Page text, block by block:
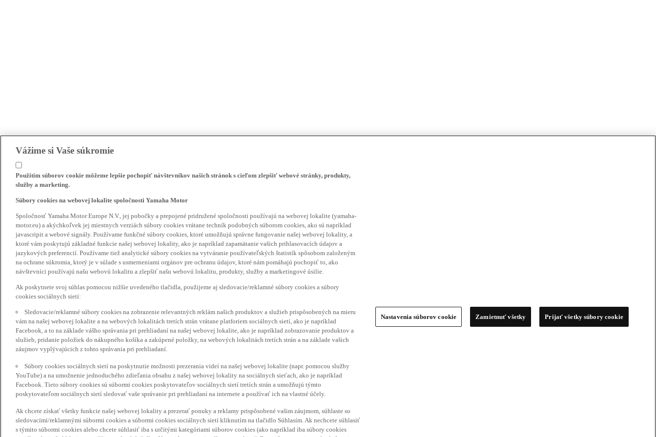
Vážime si Vaše súkromie
Použitím súborov cookie môžeme lepšie pochopiť návštevníkov našich stránok s cieľom zlepšiť webové stránky, produkty,
služby a marketing.
Súbory cookies na webovej lokalite spoločnosti Yamaha Motor
Spoločnosť Yamaha Motor Europe N.V., jej pobočky a prepojené pridružené spoločnosti používajú na webovej lokalite (yamaha-
motor.eu) a akýchkoľvek jej miestnych verziách súbory cookies vrátane techník podobných súborom cookies, ako sú napríklad
javascripit a webové signály. Používame funkčné súbory cookies, ktoré umožňujú správne fungovanie našej webovej lokality, a
ktoré vám poskytujú základné funkcie našej webovej lokality, ako je napríklad zapamätanie vašich prihlasovacích údajov a
jazykových preferencií. Používame tiež analytické súbory cookies na vytváranie používateľských štatistík spôsobom založeným
na ochrane súkromia, ktorý je v súlade s usmerneniami orgánov pre ochranu údajov, ktoré nám pomáhajú pochopiť to, ako
návštevníci používajú našu webovú lokalitu a zlepšiť našu webovú lokalitu, produkty, služby a marketingové úsilie.
Ak poskytnete svoj súhlas pomocou nižšie uvedeného tlačidla, použijeme aj sledovacie/reklamné súbory cookies a súbory
cookies sociálnych sietí:
Sledovacie/reklamné súbory cookies na zobrazenie relevantných reklám našich produktov a služieb prispôsobených na mieru
vám na našej webovej lokalite a na webových lokalitách tretích strán vrátane platforiem sociálnych sietí, ako je napríklad
Facebook, a to na základe vášho správania pri prehliadaní na našej webovej lokalite, ako je napríklad zobrazovanie produktov a
služieb, pridanie položiek do nákupného košíka a zakúpené položky, na webových lokalitách tretích strán a na základe vašich
záujmov vyplývajúcich z tohto správania pri prehliadaní.
Súbory cookies sociálnych sietí na poskytnutie možnosti prezerania videí na našej webovej lokalite (napr. pomocou služby
YouTube) a na umožnenie jednoduchého zdieľania obsahu z našej webovej lokality na sociálnych sieťach, ako je napríklad
Facebook. Tieto súbory cookies sú súbormi cookies poskytovateľov sociálnych sietí tretích strán a umožňujú týmto
poskytovateľom sociálnych sietí sledovať vaše správanie pri prehliadaní na internete a používať ich na vlastné účely.
Ak chcete získať všetky funkcie našej webovej lokality a prezerať ponuky a reklamy prispôsobené vašim záujmom, súhlaste so
sledovacími/reklamnými súbormi cookies a súbormi cookies sociálnych sietí kliknutím na tlačidlo Súhlasím. Ak nechcete súhlasiť
s týmito súbormi cookies alebo chcete súhlasiť iba s určitými kategóriami súborov cookies (ako napríklad iba súbory cookies
Nastavenia súborov cookie Zamietnuť všetky Prijať všetky súbory cookie